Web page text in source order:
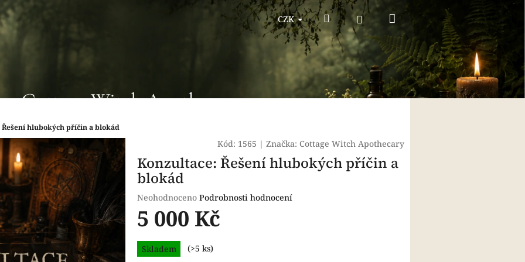
CZK HledatPřihlášeníNákupní
košík
hlubokých příčin a blokád
Kód: 1565 | Značka: Cottage Witch Apothecary
Konzultace: Řešení hlubokých příčin a
blokád
Průměrné
hodnocení
produktu
0,0
z
Neohodnoceno Podrobnosti hodnocení
5 000 Kč
Měrná
cena:
Skladem (>5 ks)